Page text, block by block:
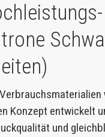
Konzept entwickelt
und